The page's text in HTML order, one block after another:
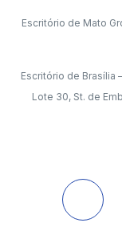
Escritório de Mato
Escritório de Brasília
Lote 30, St. de